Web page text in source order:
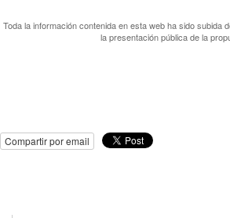
Toda la información contenida en esta web ha sido subida
la presentación pública de la
Compartir por email